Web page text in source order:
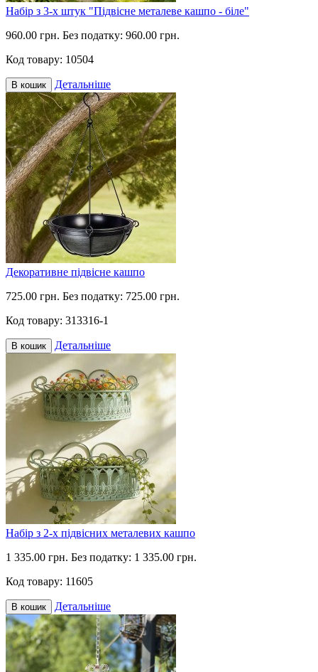
Набір з 3-х штук "Підвісне металеве кашпо - біле"
960.00 грн. Без податку: 960.00 грн.
Код товару: 10504
В кошик Детальніше
Декоративне підвісне кашпо
725.00 грн. Без податку: 725.00 грн.
Код товару: 313316-1
В кошик Детальніше
Набір з 2-х підвісних металевих кашпо
1 335.00 грн. Без податку: 1 335.00 грн.
Код товару: 11605
В кошик Детальніше